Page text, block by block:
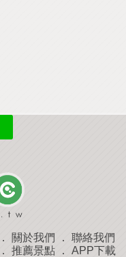
． 關於我們 ． 聯絡我們
． 推薦景點． APP下載